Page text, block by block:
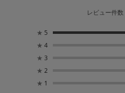
レビュー件数
★ 5
★ 4
★ 3
★ 2
★ 1